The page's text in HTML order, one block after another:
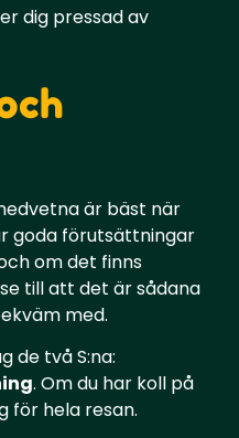
dig pressad av
är bäst när
goda förutsättningar
om det finns
till att det är sådana
med.
de två S:na:
. Om du har koll på
för hela resan.